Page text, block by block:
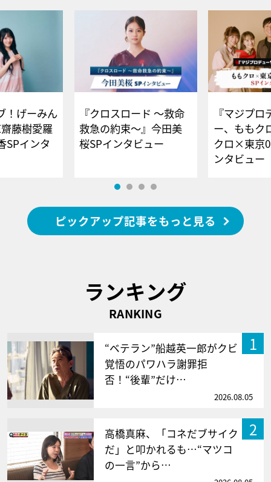
！げーみん
藤樹愛羅
SPインタ
『クロスロード ～救命
救急の約束～』今田美
桜SPインタビュー
『マジプロ
ー、ももク
クロ×東京
ンタビュー
ピックアップ記事をもっと見る
ランキング
RANKING
1
“ベテラン”船越英一郎がクビ
覚悟のパワハラ謝罪拒
否！“後輩”だけ…
2026.08.05
2
高橋真麻、「コネだブサイク
だ」と叩かれるも…“マツコ
の一言”から…